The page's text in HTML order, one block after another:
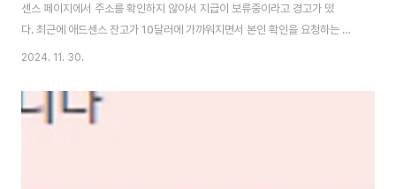
센스 페이지에서 주소를 확인하지 않아서 지급이 보류중이라고 경고가 떴
다. 최근에 애드센스 잔고가 10달러에 가까워지면서 본인 확인을 요청하는 듯
하다. 원래는 이 블로duplicat.kr 이전에 구글 애드센스 주소가 확인되지 않
않은것을 확인해서 수정 후 저장했지만 일단 우편을 받아서 핀번호를 입력해야
하는데 주소를 바꾸고 다시 우편을 받으려면 3주정도 기다려야했기 때문이
2024. 11. 30.